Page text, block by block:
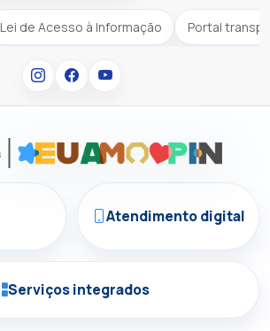
Lei de Acesso à Informação Portal
Atendimento digital
Serviços integrados